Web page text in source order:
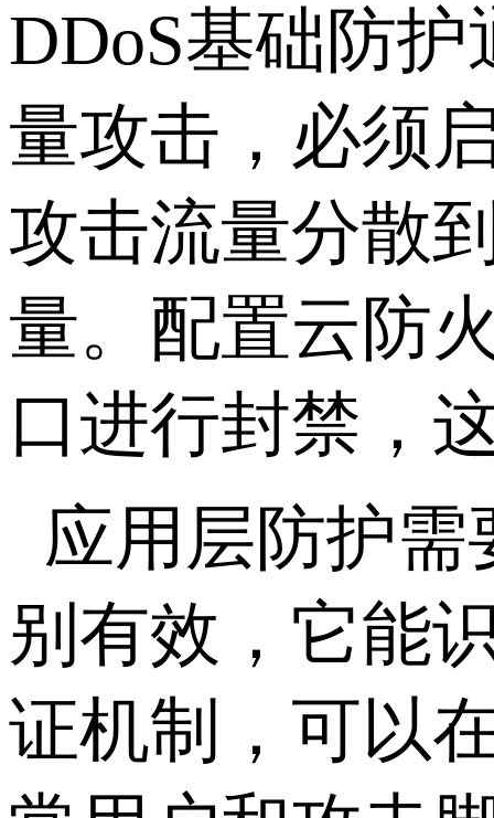
DDoS基础防护
量攻击，必须
攻击流量分散
量。配置云防
口进行封禁，
应用层防护
别有效，它能
证机制，可以